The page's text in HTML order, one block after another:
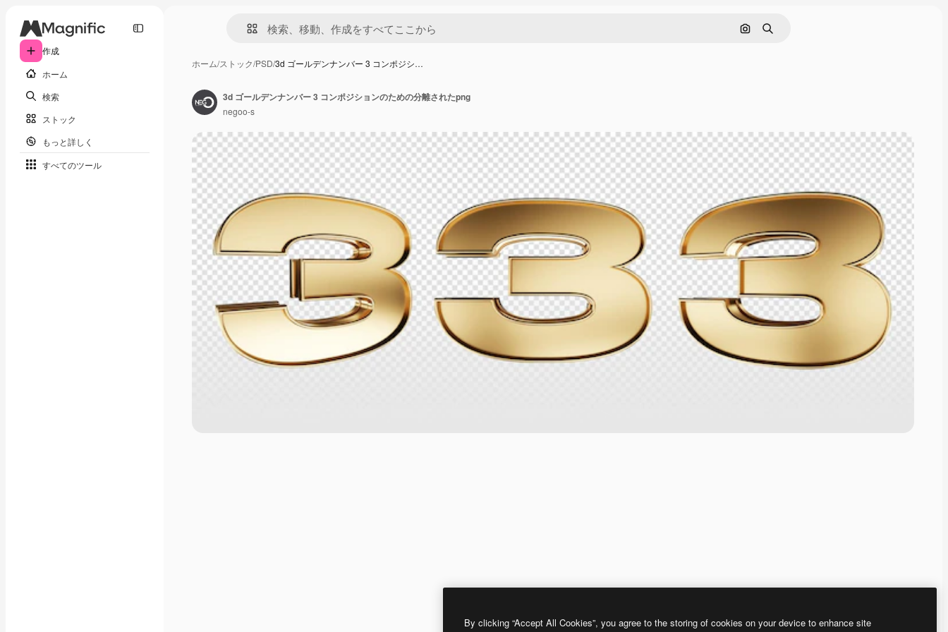
作成
ホーム
検索
ストック
もっと詳しく
すべてのツール
画像で検索
検索
ホーム/ストック/PSD/3d ゴールデンナンバー 3 コンポジシ…
3d ゴールデンナンバー 3 コンポジションのための分離されたpng
negoo-s
By clicking “Accept All Cookies”, you agree to the storing of cookies on your device to enhance site